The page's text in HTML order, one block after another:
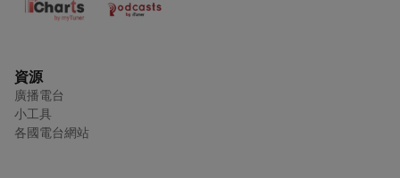
資源
廣播電台
小工具
各國電台網站